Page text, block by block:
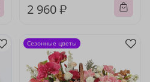
2 960 ₽
Сезонные цветы